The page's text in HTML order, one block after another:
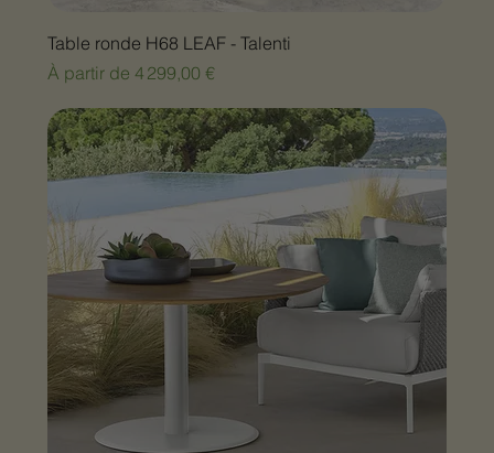
Table ronde H68 LEAF - Talenti
À partir de 4 299,00 €
Prix promotionnel